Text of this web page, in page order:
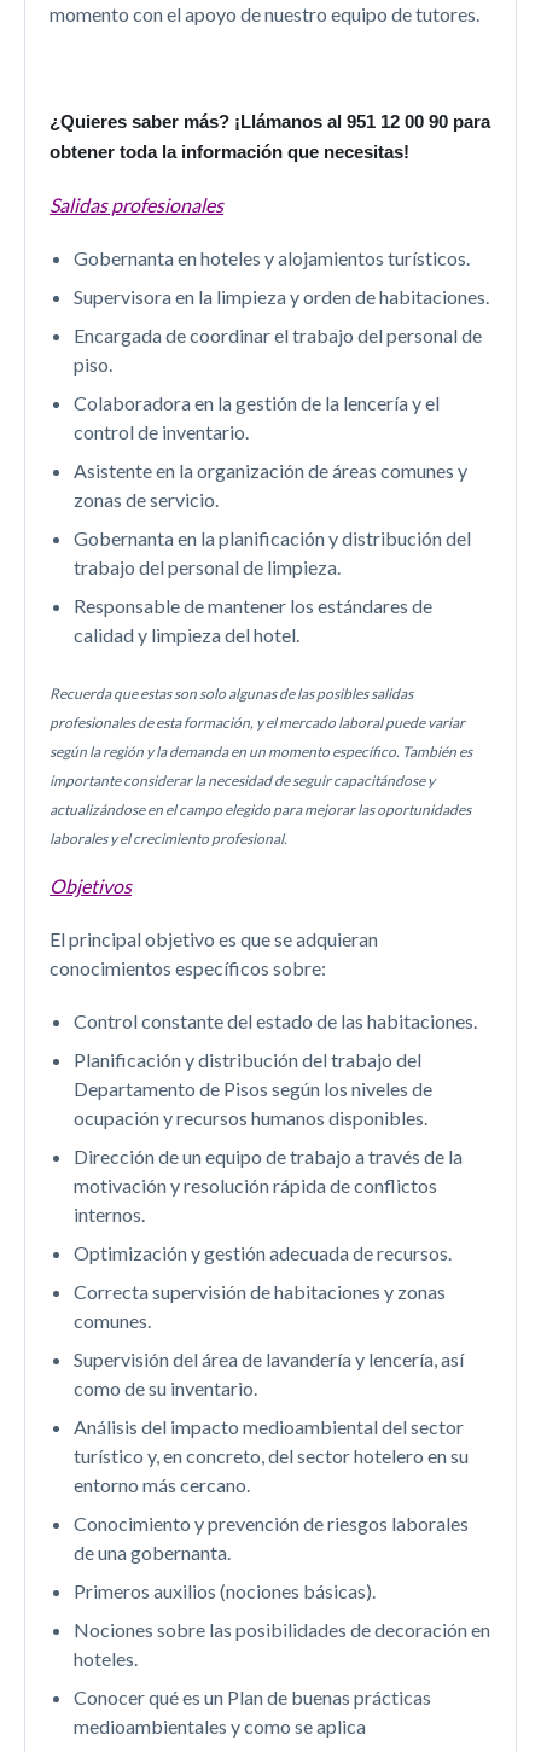
momento con el apoyo de nuestro equipo de tutores.
¿Quieres saber más? ¡Llámanos al 951 12 00 90 para
obtener toda la información que necesitas!
Salidas profesionales
Gobernanta en hoteles y alojamientos turísticos.
Supervisora ​​en la limpieza y orden de habitaciones.
Encargada de coordinar el trabajo del personal de
piso.
Colaboradora en la gestión de la lencería y el
control de inventario.
Asistente en la organización de áreas comunes y
zonas de servicio.
Gobernanta en la planificación y distribución del
trabajo del personal de limpieza.
Responsable de mantener los estándares de
calidad y limpieza del hotel.
Recuerda que estas son solo algunas de las posibles salidas
profesionales de esta formación, y el mercado laboral puede variar
según la región y la demanda en un momento específico. También es
importante considerar la necesidad de seguir capacitándose y
actualizándose en el campo elegido para mejorar las oportunidades
laborales y el crecimiento profesional.
Objetivos
El principal objetivo es que se adquieran
conocimientos específicos sobre:
Control constante del estado de las habitaciones.
Planificación y distribución del trabajo del
Departamento de Pisos según los niveles de
ocupación y recursos humanos disponibles.
Dirección de un equipo de trabajo a través de la
motivación y resolución rápida de conflictos
internos.
Optimización y gestión adecuada de recursos.
Correcta supervisión de habitaciones y zonas
comunes.
Supervisión del área de lavandería y lencería, así
como de su inventario.
Análisis del impacto medioambiental del sector
turístico y, en concreto, del sector hotelero en su
entorno más cercano.
Conocimiento y prevención de riesgos laborales
de una gobernanta.
Primeros auxilios (nociones básicas).
Nociones sobre las posibilidades de decoración en
hoteles.
Conocer qué es un Plan de buenas prácticas
medioambientales y como se aplica